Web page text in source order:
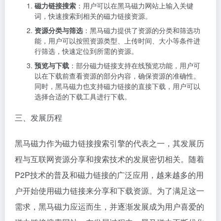
磁力链接搜索 ：用户可以在黑马磁力网站上输入关键
词，快速搜索到相关的磁力链接资源。
资源分类与筛选：黑马磁力提供了资源的分类和筛选功
能，用户可以按照资源类型、上传时间、大小等条件进
行筛选，快速定位到所需的资源。
预览与下载 ：部分磁力链接支持在线预览功能，用户可
以在下载前查看资源的部分内容，确保资源的准确性。
同时，黑马磁力也支持磁力链接的直接下载，用户可以
选择合适的下载工具进行下载。
三、发展历程
黑马磁力作为磁力链接搜索引擎的代表之一，其发展历
程与互联网资源分享和搜索技术的发展密切相关。随着
P2P技术的普及和磁力链接的广泛应用，越来越多的用
户开始使用磁力链接来分享和下载资源。为了满足这一
需求，黑马磁力应运而生，并逐渐发展成为用户喜爱的